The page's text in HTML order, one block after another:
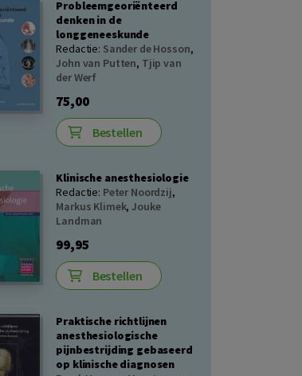
Probleemgeoriënteerd
denken in de
longgeneeskunde
Redactie: Sander de Hosson,
John van Putten, Tjip van
der Werf
75,00
Bestellen
Klinische anesthesiologie
Redactie: Peter Noordzij,
Markus Klimek,Jouke
Landman
99,95
Bestellen
Praktische richtlijnen
anesthesiologische
pijnbestrijding gebaseerd
op klinische diagnosen